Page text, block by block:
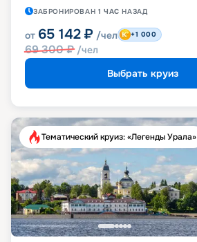
ЗАБРОНИРОВАН 1 ЧАС НАЗАД
от 65 142 ₽ /чел
69 300₽ /чел
+1 000
Выбрать круиз
Тематический круиз: «Легенды Урала»